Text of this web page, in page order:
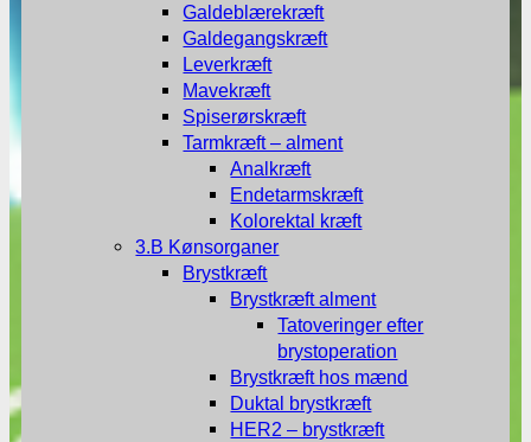
Galdeblærekræft
Galdegangskræft
Leverkræft
Mavekræft
Spiserørskræft
Tarmkræft – alment
Analkræft
Endetarmskræft
Kolorektal kræft
3.B Kønsorganer
Brystkræft
Brystkræft alment
Tatoveringer efter
brystoperation
Brystkræft hos mænd
Duktal brystkræft
HER2 – brystkræft